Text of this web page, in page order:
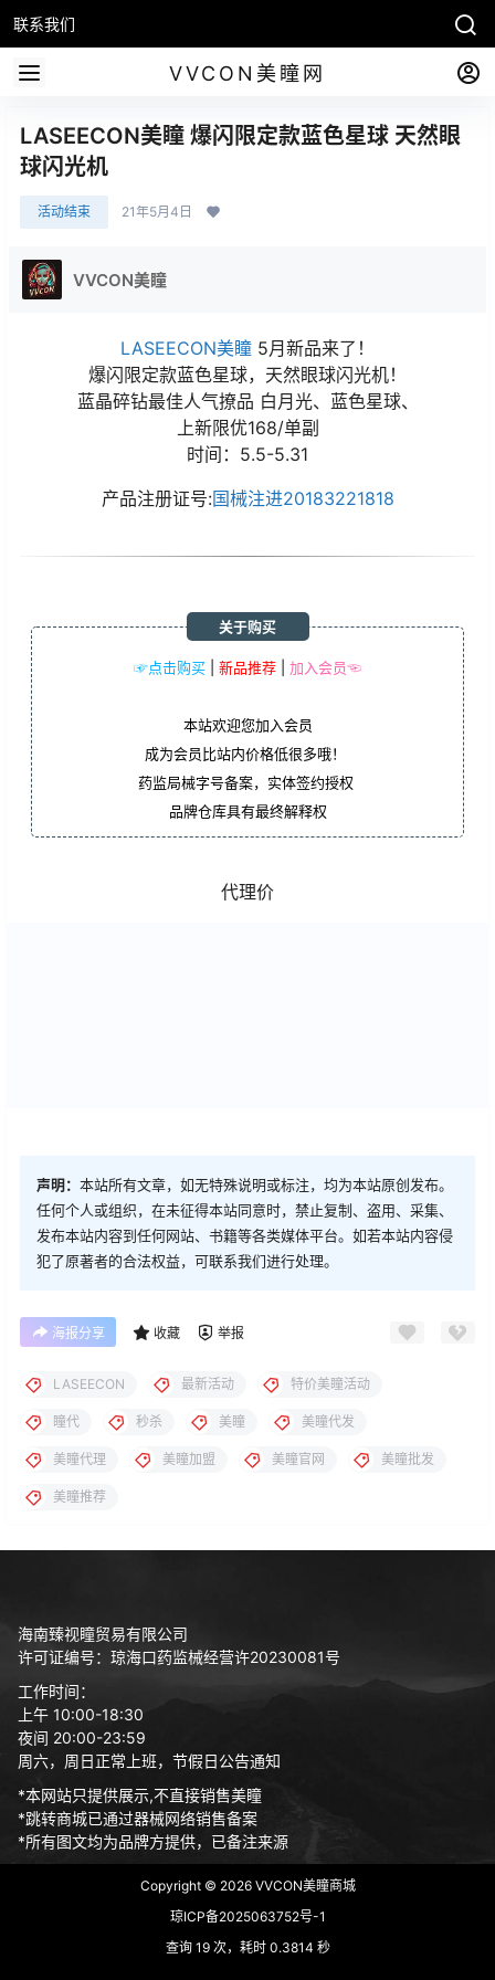
联系我们
VVCON美瞳网
LASEECON美瞳 爆闪限定款蓝色星球 天然眼
球闪光机
活动结束 21年5月4日
VVCON美瞳
LASEECON美瞳 5月新品来了！
爆闪限定款蓝色星球，天然眼球闪光机！
蓝晶碎钻最佳人气撩品 白月光、蓝色星球、
上新限优168/单副
时间：5.5-5.31
产品注册证号:国械注进20183221818
☞点击购买 新品推荐 加入会员☜
关于购买
本站欢迎您加入会员
成为会员比站内价格低很多哦！
药监局械字号备案，实体签约授权
品牌仓库具有最终解释权
代理价
声明： 本站所有文章，如无特殊说明或标注，均为本站原创发布。
任何个人或组织，在未征得本站同意时，禁止复制、盗用、采集、
发布本站内容到任何网站、书籍等各类媒体平台。如若本站内容侵
犯了原著者的合法权益，可联系我们进行处理。
海报分享 收藏 举报
LASEECON 最新活动 特价美瞳活动
瞳代 秒杀 美瞳 美瞳代发
美瞳代理 美瞳加盟 美瞳官网 美瞳批发
美瞳推荐
海南臻视瞳贸易有限公司
许可证编号：琼海口药监械经营许20230081号
工作时间：
上午 10:00-18:30
夜间 20:00-23:59
周六，周日正常上班，节假日公告通知
*本网站只提供展示,不直接销售美瞳
*跳转商城已通过器械网络销售备案
*所有图文均为品牌方提供，已备注来源
Copyright © 2026VVCON美瞳商城
琼ICP备2025063752号-1
查询 19 次，耗时 0.3814 秒